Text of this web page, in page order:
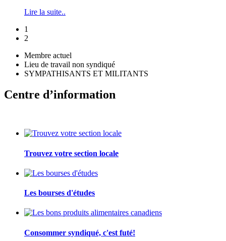
Lire la suite..
1
2
Membre actuel
Lieu de travail non syndiqué
SYMPATHISANTS ET MILITANTS
Centre d’information
Trouvez votre section locale
Les bourses d'études
Consommer syndiqué, c'est futé!